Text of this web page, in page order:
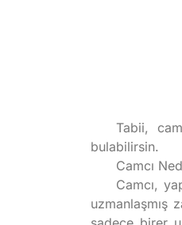
Tabii,
bulabilirsin.
Camcı
Camcı,
uzmanlaşmış